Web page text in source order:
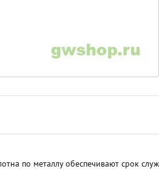
по металлу обеспечивают срок